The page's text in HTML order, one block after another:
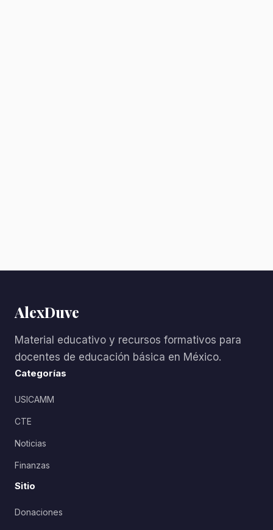
AlexDuve
Material educativo y recursos formativos para
docentes de educación básica en México.
Categorías
USICAMM
CTE
Noticias
Finanzas
Sitio
Donaciones